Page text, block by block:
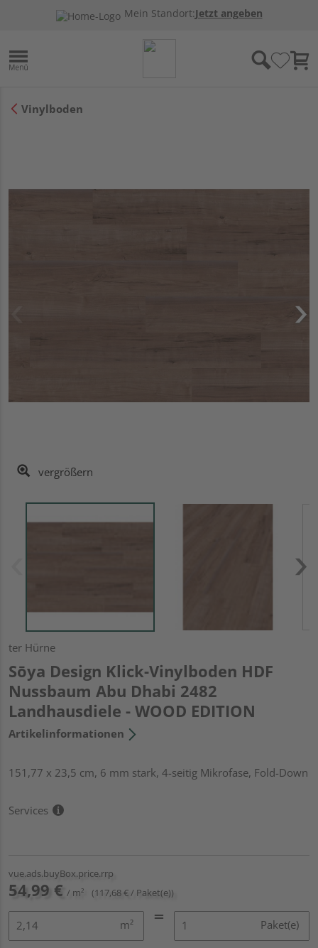
Mein Standort:Jetzt angeben
Vinylboden
vergrößern
ter Hürne
Sōya Design Klick-Vinylboden HDF
Nussbaum Abu Dhabi 2482
Landhausdiele - WOOD EDITION
Artikelinformationen
151,77 x 23,5 cm, 6 mm stark, 4-seitig Mikrofase, Fold-Down
Services
vue.ads.buyBox.price.rrp
54,99 € / m² (117,68 € / Paket(e))
m² Paket(e)